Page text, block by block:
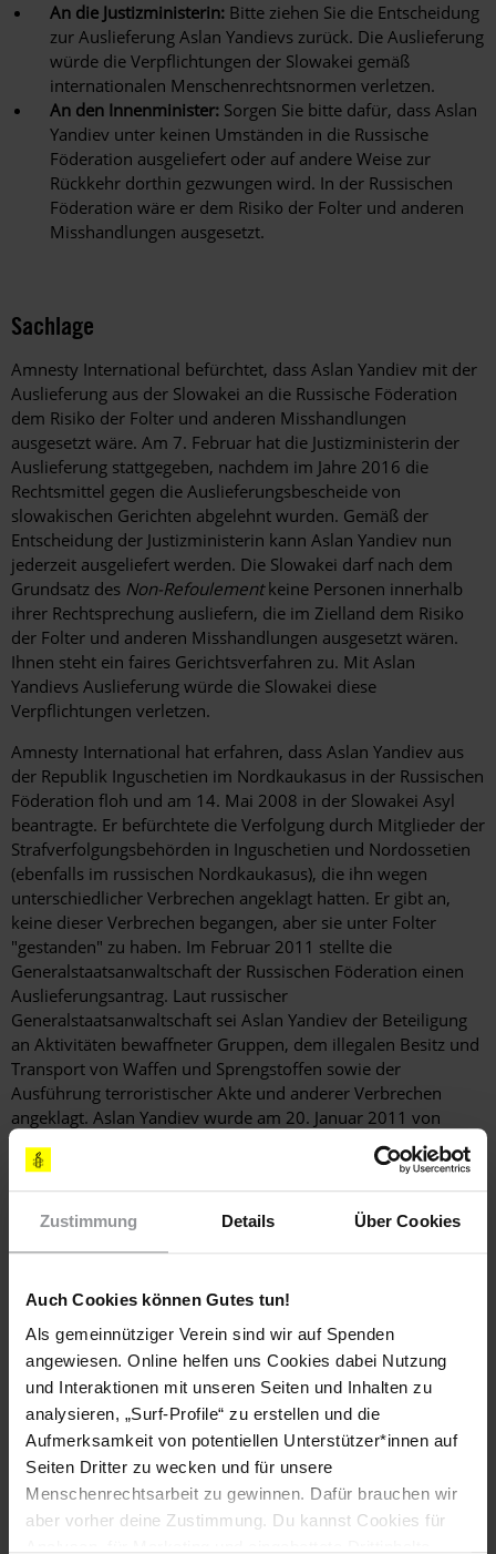
Zustimmung Details Über Cookies
Auch Cookies können Gutes tun!
Als gemeinnütziger Verein sind wir auf Spenden
angewiesen. Online helfen uns Cookies dabei Nutzung
und Interaktionen mit unseren Seiten und Inhalten zu
analysieren, „Surf-Profile“ zu erstellen und die
Aufmerksamkeit von potentiellen Unterstützer*innen auf
Seiten Dritter zu wecken und für unsere
Menschenrechtsarbeit zu gewinnen. Dafür brauchen wir
aber vorher deine Zustimmung. Du kannst Cookies für
An die Justizministerin: Bitte ziehen Sie die Entscheidung
zur Auslieferung Aslan Yandievs zurück. Die Auslieferung
würde die Verpflichtungen der Slowakei gemäß
internationalen Menschenrechtsnormen verletzen.
An den Innenminister: Sorgen Sie bitte dafür, dass Aslan
Yandiev unter keinen Umständen in die Russische
Föderation ausgeliefert oder auf andere Weise zur
Rückkehr dorthin gezwungen wird. In der Russischen
Föderation wäre er dem Risiko der Folter und anderen
Misshandlungen ausgesetzt.
Sachlage
Amnesty International befürchtet, dass Aslan Yandiev mit der
Auslieferung aus der Slowakei an die Russische Föderation
dem Risiko der Folter und anderen Misshandlungen
ausgesetzt wäre. Am 7. Februar hat die Justizministerin der
Auslieferung stattgegeben, nachdem im Jahre 2016 die
Rechtsmittel gegen die Auslieferungsbescheide von
slowakischen Gerichten abgelehnt wurden. Gemäß der
Entscheidung der Justizministerin kann Aslan Yandiev nun
jederzeit ausgeliefert werden. Die Slowakei darf nach dem
Grundsatz des Non-Refoulementkeine Personen innerhalb
ihrer Rechtsprechung ausliefern, die im Zielland dem Risiko
der Folter und anderen Misshandlungen ausgesetzt wären.
Ihnen steht ein faires Gerichtsverfahren zu. Mit Aslan
Yandievs Auslieferung würde die Slowakei diese
Verpflichtungen verletzen.
Amnesty International hat erfahren, dass Aslan Yandiev aus
der Republik Inguschetien im Nordkaukasus in der Russischen
Föderation floh und am 14. Mai 2008 in der Slowakei Asyl
beantragte. Er befürchtete die Verfolgung durch Mitglieder der
Strafverfolgungsbehörden in Inguschetien und Nordossetien
(ebenfalls im russischen Nordkaukasus), die ihn wegen
unterschiedlicher Verbrechen angeklagt hatten. Er gibt an,
keine dieser Verbrechen begangen, aber sie unter Folter
"gestanden" zu haben. Im Februar 2011 stellte die
Generalstaatsanwaltschaft der Russischen Föderation einen
Auslieferungsantrag. Laut russischer
Generalstaatsanwaltschaft sei Aslan Yandiev der Beteiligung
an Aktivitäten bewaffneter Gruppen, dem illegalen Besitz und
Transport von Waffen und Sprengstoffen sowie der
Ausführung terroristischer Akte und anderer Verbrechen
angeklagt. Aslan Yandiev wurde am 20. Januar 2011 von
slowakischen Behörden festgenommen und befindet sich
seitdem in Verwaltungshaft.
Über seinen Asylantrag wurde noch nicht entschieden. Nun
wird befürchtet, dass die slowakischen Behörden ihn jederzeit
ausliefern könnten. Im Juni 2013 erließ der Europäische
drohender Folter einstweilige Maßnahmen gegen Aslan
Yandievs Auslieferung an die Russische Föderation. Die
slowakischen Behörden dürfen laut Völkerrecht keine
Personen ausliefern, die durch Maßnahmen des EGMR
geschützt sind.
Hintergrundinformation
Hintergrund
Aslan Yandiev gibt an, dass er im September 2005 in der